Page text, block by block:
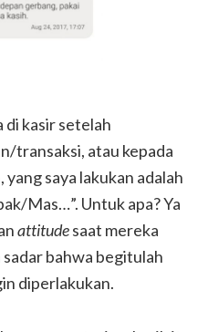
di kasir setelah
transaksi, atau kepada
saya lakukan adalah
Mas…”. Untuk apa? Ya
attitudesaat mereka
sadar bahwa begitulah
diperlakukan.